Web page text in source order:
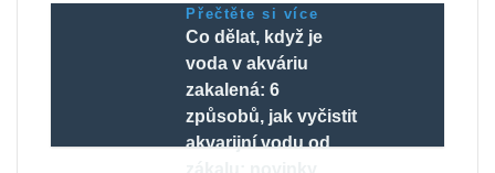
Přečtěte si více
Co dělat, když je
voda v akváriu
zakalená: 6
způsobů, jak vyčistit
akvarijní vodu od